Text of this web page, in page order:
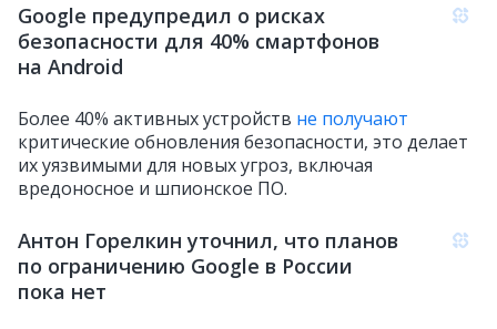
Google предупредил о рисках
безопасности для 40% смартфонов
на Android
Более 40% активных устройств не получают
критические обновления безопасности, это делает
их уязвимыми для новых угроз, включая
вредоносное и шпионское ПО.
Антон Горелкин уточнил, что планов
по ограничению Google в России
пока нет